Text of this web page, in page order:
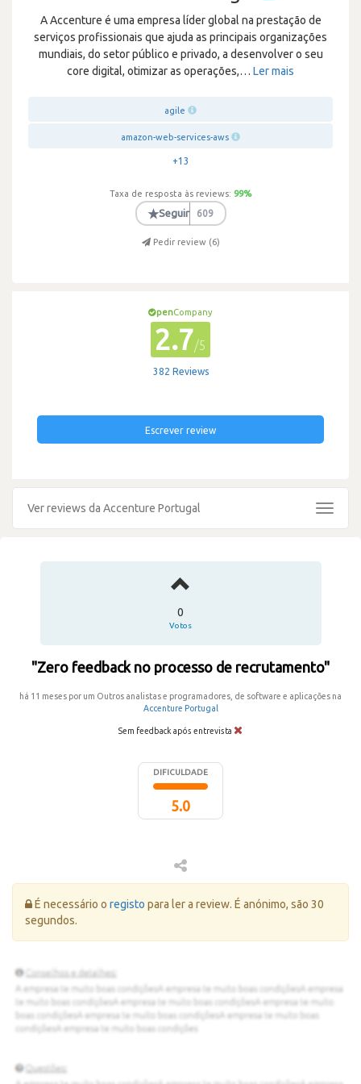
A Accenture é uma empresa líder global na prestação de
serviços profissionais que ajuda as principais organizações
mundiais, do setor público e privado, a desenvolver o seu
core digital, otimizar as operações,… Ler mais
agile
amazon-web-services-aws
+13
Taxa de resposta às reviews: 99%
★Seguir 609
Pedir review (6)
penCompany
2.7/5
382 Reviews
Escrever review
Ver reviews da Accenture Portugal
Toggle
0
Votos
"Zero feedback no processo de recrutamento"
há 11 meses por um Outros analistas e programadores, de software e aplicações na
Accenture Portugal
Sem feedback após entrevista
DIFICULDADE
5.0
Erro:
É necessário o registo para ler a review. É anónimo, são 30
segundos.